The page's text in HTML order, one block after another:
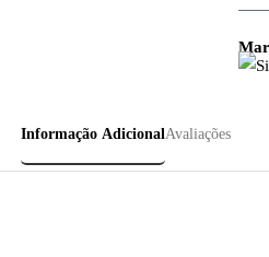
Informação Adicional Avaliações